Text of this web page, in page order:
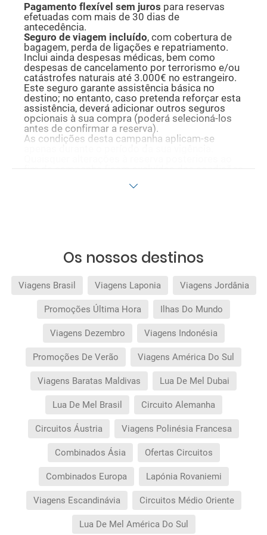
Pagamento flexível sem juros para reservas
efetuadas com mais de 30 dias de
antecedência.
Seguro de viagem incluído, com cobertura de
bagagem, perda de ligações e repatriamento.
Inclui ainda despesas médicas, bem como
despesas de cancelamento por terrorismo e/ou
catástrofes naturais até 3.000€ no estrangeiro.
Este seguro garante assistência básica no
destino; no entanto, caso pretenda reforçar esta
assistência, deverá adicionar outros seguros
opcionais à sua compra (poderá selecioná-los
antes de confirmar a reserva).
As condições desta campanha aplicam-se
Desconto não acumulável.
Os nossos destinos
Viagens Brasil Viagens Laponia Viagens Jordânia
Promoções Última Hora Ilhas Do Mundo
Viagens Dezembro Viagens Indonésia
Promoções De Verão Viagens América Do Sul
Viagens Baratas Maldivas Lua De Mel Dubai
Lua De Mel Brasil Circuito Alemanha
Circuitos Áustria Viagens Polinésia Francesa
Combinados Ásia Ofertas Circuitos
Combinados Europa Lapónia Rovaniemi
Viagens Escandinávia Circuitos Médio Oriente
Lua De Mel América Do Sul